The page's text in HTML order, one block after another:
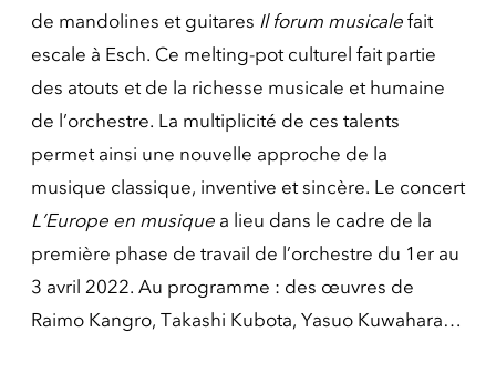
de mandolines et guitares Il forum musicale fait
escale à Esch. Ce melting-pot culturel fait partie
des atouts et de la richesse musicale et humaine
de l’orchestre. La multiplicité de ces talents
permet ainsi une nouvelle approche de la
musique classique, inventive et sincère. Le concert
L’Europe en musique a lieu dans le cadre de la
première phase de travail de l’orchestre du 1er au
3 avril 2022. Au programme : des œuvres de
Raimo Kangro, Takashi Kubota, Yasuo Kuwahara…